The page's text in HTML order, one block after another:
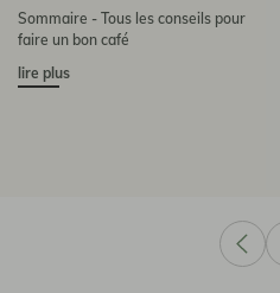
Sommaire - Tous les conseils pour
faire un bon café
lire plus